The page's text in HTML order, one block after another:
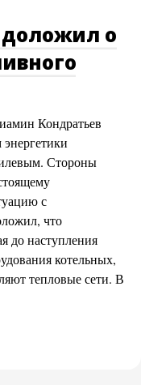
доложил о
Кондратьев
Стороны
с
что
до наступления
котельных,
тепловые сети. В